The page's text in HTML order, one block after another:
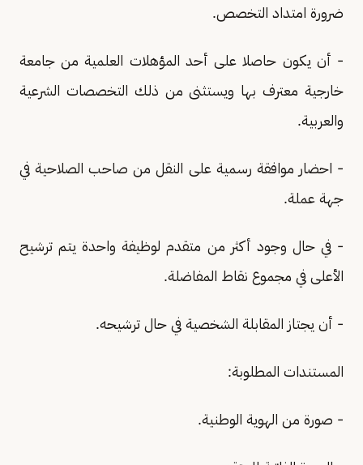
ضرورة امتداد التخصص.
- أن يكون حاصلا على أحد المؤهلات العلمية من جامعة
خارجية معترف بها ويستثنى من ذلك التخصصات الشرعية
والعربية.
- احضار موافقة رسمية على النقل من صاحب الصلاحية في
جهة عملة.
- في حال وجود أكثر من متقدم لوظيفة واحدة يتم ترشيح
الأعلى في مجموع نقاط المفاضلة.
- أن يجتاز المقابلة الشخصية في حال ترشيحه.
المستندات المطلوبة:
- صورة من الهوية الوطنية.